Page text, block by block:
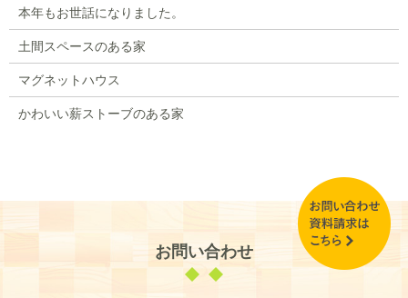
本年もお世話になりました。
土間スペースのある家
マグネットハウス
かわいい薪ストーブのある家
お問い合わせ